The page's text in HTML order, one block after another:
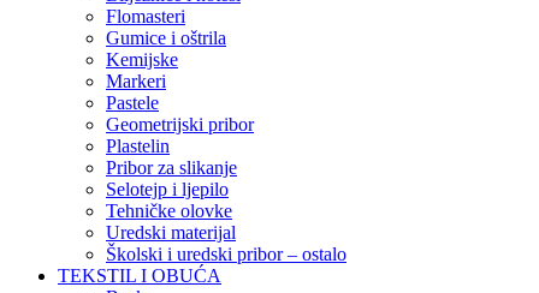
Flomasteri
Gumice i oštrila
Kemijske
Markeri
Pastele
Geometrijski pribor
Plastelin
Pribor za slikanje
Selotejp i ljepilo
Tehničke olovke
Uredski materijal
Školski i uredski pribor – ostalo
TEKSTIL I OBUĆA